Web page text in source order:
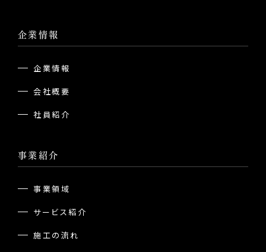
企業情報
企業情報
会社概要
社員紹介
事業紹介
事業領域
サービス紹介
施工の流れ